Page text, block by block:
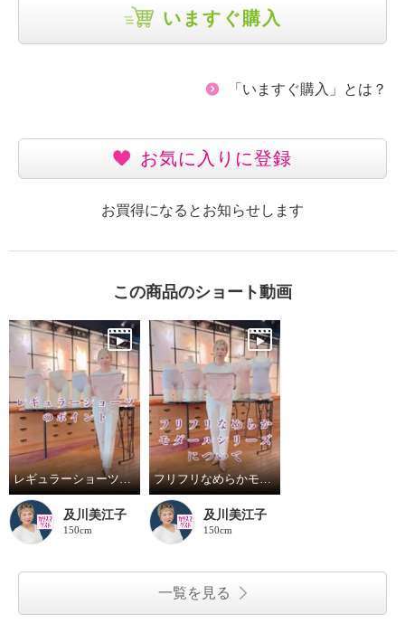
いますぐ購入
「いますぐ購入」とは？
お気に入りに登録
お買得になるとお知らせします
この商品のショート動画
レギュラーショーツのポイント
及川美江子
150cm
フリフリなめらかモダールシリーズについて
及川美江子
150cm
一覧を見る